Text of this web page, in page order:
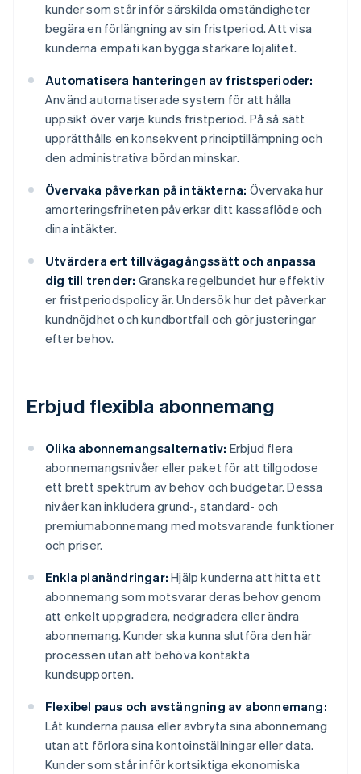
kunder som står inför särskilda omständigheter
begära en förlängning av sin fristperiod. Att visa
kunderna empati kan bygga starkare lojalitet.
Automatisera hanteringen av fristsperioder:
Använd automatiserade system för att hålla
uppsikt över varje kunds fristperiod. På så sätt
upprätthålls en konsekvent principtillämpning och
den administrativa bördan minskar.
Övervaka påverkan på intäkterna: Övervaka hur
amorteringsfriheten påverkar ditt kassaflöde och
dina intäkter.
Utvärdera ert tillvägagångssätt och anpassa
dig till trender: Granska regelbundet hur effektiv
er fristperiodspolicy är. Undersök hur det påverkar
kundnöjdhet och kundbortfall och gör justeringar
efter behov.
Erbjud flexibla abonnemang
Olika abonnemangsalternativ: Erbjud flera
abonnemangsnivåer eller paket för att tillgodose
ett brett spektrum av behov och budgetar. Dessa
nivåer kan inkludera grund-, standard- och
premiumabonnemang med motsvarande funktioner
och priser.
Enkla planändringar: Hjälp kunderna att hitta ett
abonnemang som motsvarar deras behov genom
att enkelt uppgradera, nedgradera eller ändra
abonnemang. Kunder ska kunna slutföra den här
processen utan att behöva kontakta
kundsupporten.
Flexibel paus och avstängning av abonnemang:
Låt kunderna pausa eller avbryta sina abonnemang
utan att förlora sina kontoinställningar eller data.
Kunder som står inför kortsiktiga ekonomiska